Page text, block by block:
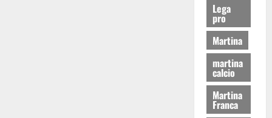
Lega
pro
Martina
martina
calcio
Martina
Franca